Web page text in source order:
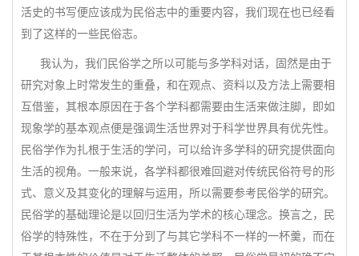
活史的书写便应该成为民俗志中的重要内容，我们现在也已经看
到了这样的一些民俗志。
我认为，我们民俗学之所以可能与多学科对话，固然是由于
研究对象上时常发生的重叠，和在观点、资料以及方法上需要相
互借鉴，其根本原因在于各个学科都需要由生活来做注脚，即如
现象学的基本观点便是强调生活世界对于科学世界具有优先性。
民俗学作为扎根于生活的学问，可以给许多学科的研究提供面向
生活的视角。一般来说，各学科都很难回避对传统民俗符号的形
式、意义及其变化的理解与运用，所以需要参考民俗学的研究。
民俗学的基础理论是以回归生活为学术的核心理念。换言之，民
俗学的特殊性，不在于分到了与其它学科不一样的一杯羹，而在